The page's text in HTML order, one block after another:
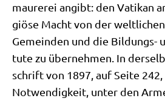
mau­re­rei angibt: den Vati­kan
giö­se Macht von der
Gemein­den und die Bil­dungs-
tu­te zu über­neh­men. In
schrift von 1897, auf Sei­te
Not­wen­dig­keit, unter den